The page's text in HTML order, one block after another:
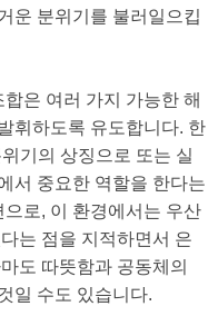
운 분위기를 불러일으킵
은 여러 가지 가능한 해
휘하도록 유도합니다. 한
기의 상징으로 또는 실
서 중요한 역할을 한다는
로, 이 환경에서는 우산
는 점을 지적하면서 은
도 따뜻함과 공동체의
일 수도 있습니다.